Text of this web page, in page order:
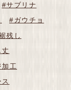
#サブリナ
#ガウチョ
残し
工